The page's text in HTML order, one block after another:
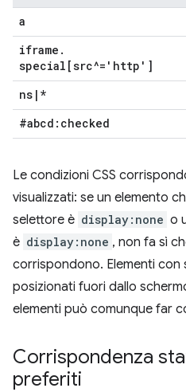
a
iframe .
special[src^='http']
ns | *
#abcd:checked
Le condizioni CSS
visualizzati: se un elemento
selettore è display:none o
è display:none , non fa sì
corrispondono. Elementi con
posizionati fuori dallo
elementi può comunque far
Corrispondenza
preferiti